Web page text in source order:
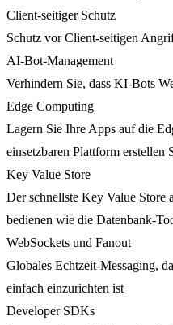
Client-seitiger Schutz
Schutz vor Client-seitigen
AI-Bot-Management
Verhindern Sie, dass KI-Bots
Edge Computing
Lagern Sie Ihre Apps auf die
einsetzbaren Plattform erstellen
Key Value Store
Der schnellste Key Value Store
bedienen wie die Datenbank-
WebSockets und Fanout
Globales Echtzeit-Messaging,
einfach einzurichten ist
Developer SDKs